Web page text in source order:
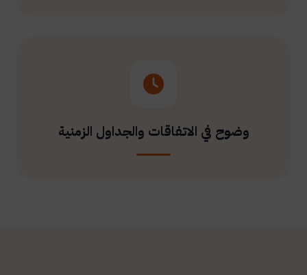
وضوح في الاتفاقات والجداول الزمنية